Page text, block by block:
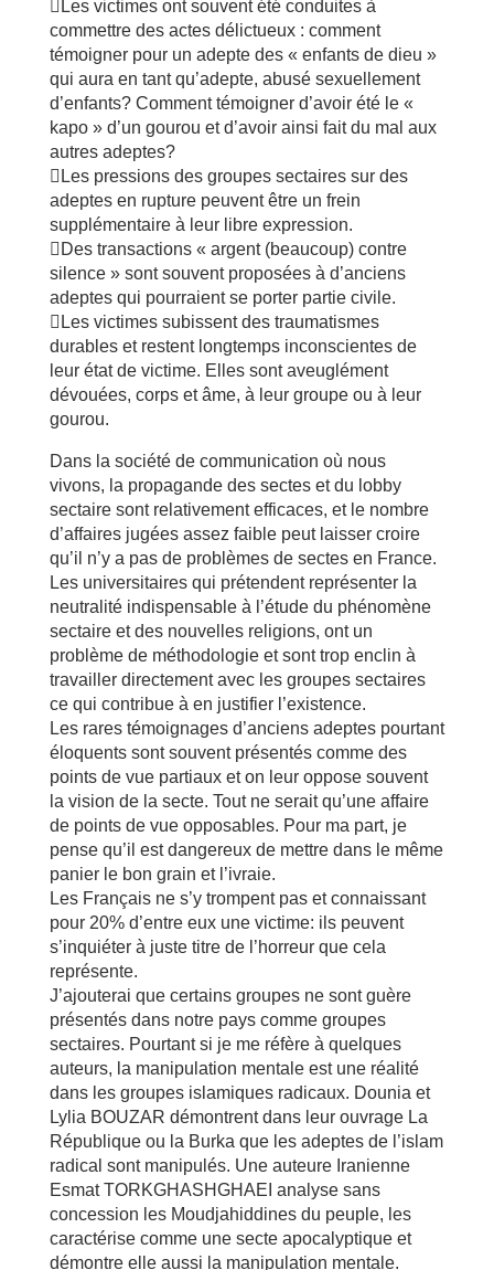
Les victimes ont souvent été conduites à
commettre des actes délictueux : comment
témoigner pour un adepte des « enfants de dieu »
qui aura en tant qu’adepte, abusé sexuellement
d’enfants? Comment témoigner d’avoir été le «
kapo » d’un gourou et d’avoir ainsi fait du mal aux
autres adeptes?
Les pressions des groupes sectaires sur des
adeptes en rupture peuvent être un frein
supplémentaire à leur libre expression.
Des transactions « argent (beaucoup) contre
silence » sont souvent proposées à d’anciens
adeptes qui pourraient se porter partie civile.
Les victimes subissent des traumatismes
durables et restent longtemps inconscientes de
leur état de victime. Elles sont aveuglément
dévouées, corps et âme, à leur groupe ou à leur
gourou.
Dans la société de communication où nous
vivons, la propagande des sectes et du lobby
sectaire sont relativement efficaces, et le nombre
d’affaires jugées assez faible peut laisser croire
qu’il n’y a pas de problèmes de sectes en France.
Les universitaires qui prétendent représenter la
neutralité indispensable à l’étude du phénomène
sectaire et des nouvelles religions, ont un
problème de méthodologie et sont trop enclin à
travailler directement avec les groupes sectaires
ce qui contribue à en justifier l’existence.
Les rares témoignages d’anciens adeptes pourtant
éloquents sont souvent présentés comme des
points de vue partiaux et on leur oppose souvent
la vision de la secte. Tout ne serait qu’une affaire
de points de vue opposables. Pour ma part, je
pense qu’il est dangereux de mettre dans le même
panier le bon grain et l’ivraie.
Les Français ne s’y trompent pas et connaissant
pour 20% d’entre eux une victime: ils peuvent
s’inquiéter à juste titre de l’horreur que cela
représente.
J’ajouterai que certains groupes ne sont guère
présentés dans notre pays comme groupes
sectaires. Pourtant si je me réfère à quelques
auteurs, la manipulation mentale est une réalité
dans les groupes islamiques radicaux. Dounia et
Lylia BOUZAR démontrent dans leur ouvrage La
République ou la Burka que les adeptes de l’islam
radical sont manipulés. Une auteure Iranienne
Esmat TORKGHASHGHAEI analyse sans
concession les Moudjahiddines du peuple, les
caractérise comme une secte apocalyptique et
démontre elle aussi la manipulation mentale.